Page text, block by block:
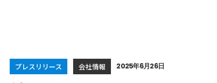
プレスリリース 会社情報 2025年6月26日